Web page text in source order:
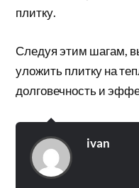
плитку.
Следуя этим шагам,
уложить плитку на
долговечность и
ivan